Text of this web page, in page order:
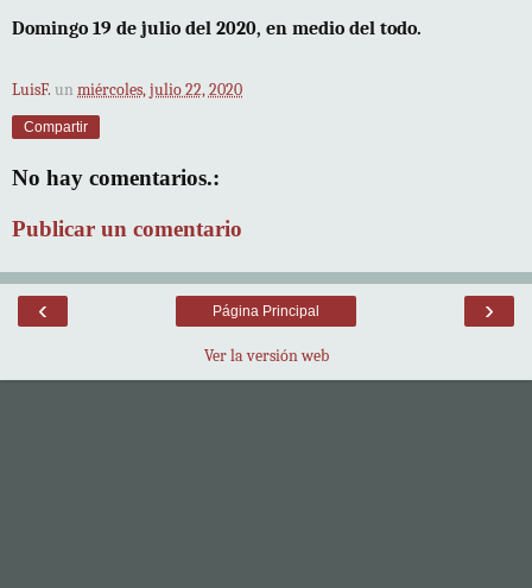
Domingo 19 de julio del 2020, en medio del todo.
LuisF. un miércoles, julio 22, 2020
Compartir
No hay comentarios.:
Publicar un comentario
‹ ›
Página Principal
Ver la versión web